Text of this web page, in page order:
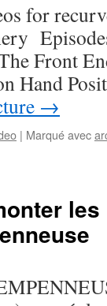
for
Front
Hand
→
| Marqué avec